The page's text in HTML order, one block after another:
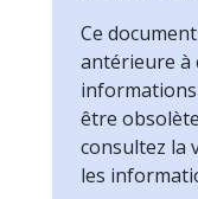
Ce
antérieure à
être
consultez la
les